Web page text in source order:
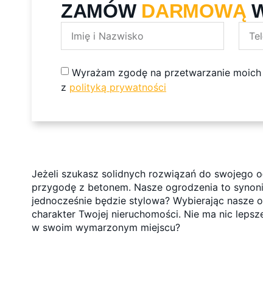
ZAMÓW DARMOWĄ
Wyrażam zgodę na przetwarzanie
z polityką prywatności
Jeżeli szukasz solidnych rozwiązań do swojego
przygodę z betonem. Nasze ogrodzenia to
jednocześnie będzie stylowa? Wybierając
charakter Twojej nieruchomości. Nie ma nic
w swoim wymarzonym miejscu?